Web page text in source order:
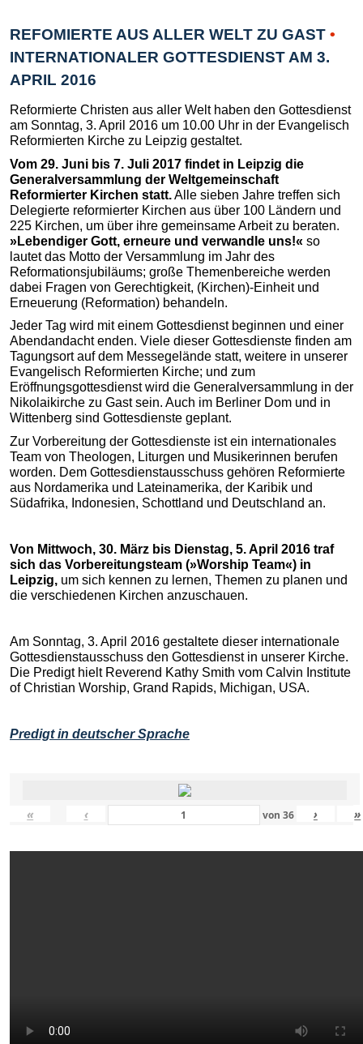
REFOMIERTE AUS ALLER WELT ZU GAST •
INTERNATIONALER GOTTESDIENST AM 3.
APRIL 2016
Reformierte Christen aus aller Welt haben den Gottesdienst
am Sonntag, 3. April 2016 um 10.00 Uhr in der Evangelisch
Reformierten Kirche zu Leipzig gestaltet.
Vom 29. Juni bis 7. Juli 2017 findet in Leipzig die
Generalversammlung der Weltgemeinschaft
Reformierter Kirchen statt.Alle sieben Jahre treffen sich
Delegierte reformierter Kirchen aus über 100 Ländern und
225 Kirchen, um über ihre gemeinsame Arbeit zu beraten.
»Lebendiger Gott, erneure und verwandle uns!« so
lautet das Motto der Versammlung im Jahr des
Reformationsjubiläums; große Themenbereiche werden
dabei Fragen von Gerechtigkeit, (Kirchen)-Einheit und
Erneuerung (Reformation) behandeln.
Jeder Tag wird mit einem Gottesdienst beginnen und einer
Abendandacht enden. Viele dieser Gottesdienste finden am
Tagungsort auf dem Messegelände statt, weitere in unserer
Evangelisch Reformierten Kirche; und zum
Eröffnungsgottesdienst wird die Generalversammlung in der
Nikolaikirche zu Gast sein. Auch im Berliner Dom und in
Wittenberg sind Gottesdienste geplant.
Zur Vorbereitung der Gottesdienste ist ein internationales
Team von Theologen, Liturgen und Musikerinnen berufen
worden. Dem Gottesdienstausschuss gehören Reformierte
aus Nordamerika und Lateinamerika, der Karibik und
Südafrika, Indonesien, Schottland und Deutschland an.
Von Mittwoch, 30. März bis Dienstag, 5. April 2016 traf
sich das Vorbereitungsteam (»Worship Team«) in
Leipzig, um sich kennen zu lernen, Themen zu planen und
die verschiedenen Kirchen anzuschauen.
Am Sonntag, 3. April 2016 gestaltete dieser internationale
Gottesdienstausschuss den Gottesdienst in unserer Kirche.
Die Predigt hielt Reverend Kathy Smith vom Calvin Institute
of Christian Worship, Grand Rapids, Michigan, USA.
Predigt in deutscher Sprache
« ‹ von 36 › »